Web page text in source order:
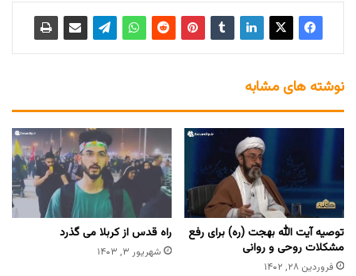
نوشته های مشابه
توصیه آیت الله بهجت (ره) برای رفع
مشکلات روحی و روانی
فروردین ۲۸, ۱۴۰۲
راه قدس از کربلا می گذرد
شهریور ۳, ۱۴۰۳